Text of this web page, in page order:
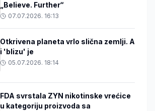
„Believe. Further“
07.07.2026. 16:13
Otkrivena planeta vrlo slična zemlji. A
i 'blizu' je
05.07.2026. 18:14
FDA svrstala ZYN nikotinske vrećice
u kategoriju proizvoda sa